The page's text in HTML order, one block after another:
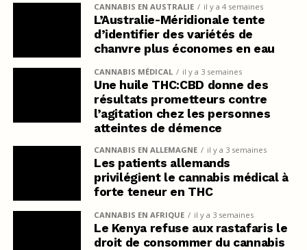
CANNABIS EN AUSTRALIE il y a 4 semaines
L’Australie-Méridionale tente
d’identifier des variétés de
chanvre plus économes en eau
CANNABIS MÉDICAL il y a 3 semaines
Une huile THC:CBD donne des
résultats prometteurs contre
l’agitation chez les personnes
atteintes de démence
CANNABIS EN ALLEMAGNE il y a 3 semaines
Les patients allemands
privilégient le cannabis médical à
forte teneur en THC
CANNABIS EN AFRIQUE il y a 3 semaines
Le Kenya refuse aux rastafaris le
droit de consommer du cannabis